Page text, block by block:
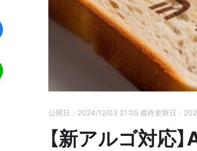
公開日：2024/12/03 21:05 最終更新日：
【新アルゴ対応